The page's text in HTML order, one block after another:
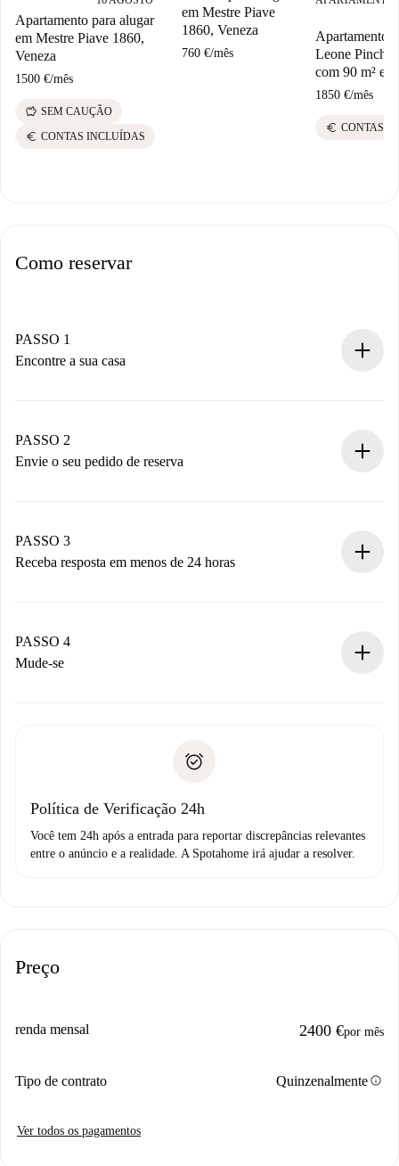
Apartamento para alugar
em Mestre Piave 1860,
Veneza
1500 €/mês
savings SEM CAUÇÃO
euro CONTAS INCLUÍDAS
em Mestre Piave
1860, Veneza
760 €/mês
Apartamento
Leone
com 90 m² e
1850 €/mês
euro CONTAS
Como reservar
PASSO 1
Encontre a sua casa
Você tem todas as informações necessárias
antecipadamente.
PASSO 2
Envie o seu pedido de reserva
Não cobramos nada até que o proprietário confirme.
PASSO 3
Receba resposta em menos de 24 horas
proprietário.
Se recusada: não cobraremos nada e ofereceremos
Débito direto bancário
PASSO 4
Mude-se
não comunicar nenhum problema.
Política de Verificação 24h
Você tem 24h após a entrada para reportar discrepâncias relevantes
entre o anúncio e a realidade. A Spotahome irá ajudar a resolver.
Preço
renda mensal 2400 €por mês
Tipo de contrato Quinzenalmenteinfo
Ver todos os pagamentos